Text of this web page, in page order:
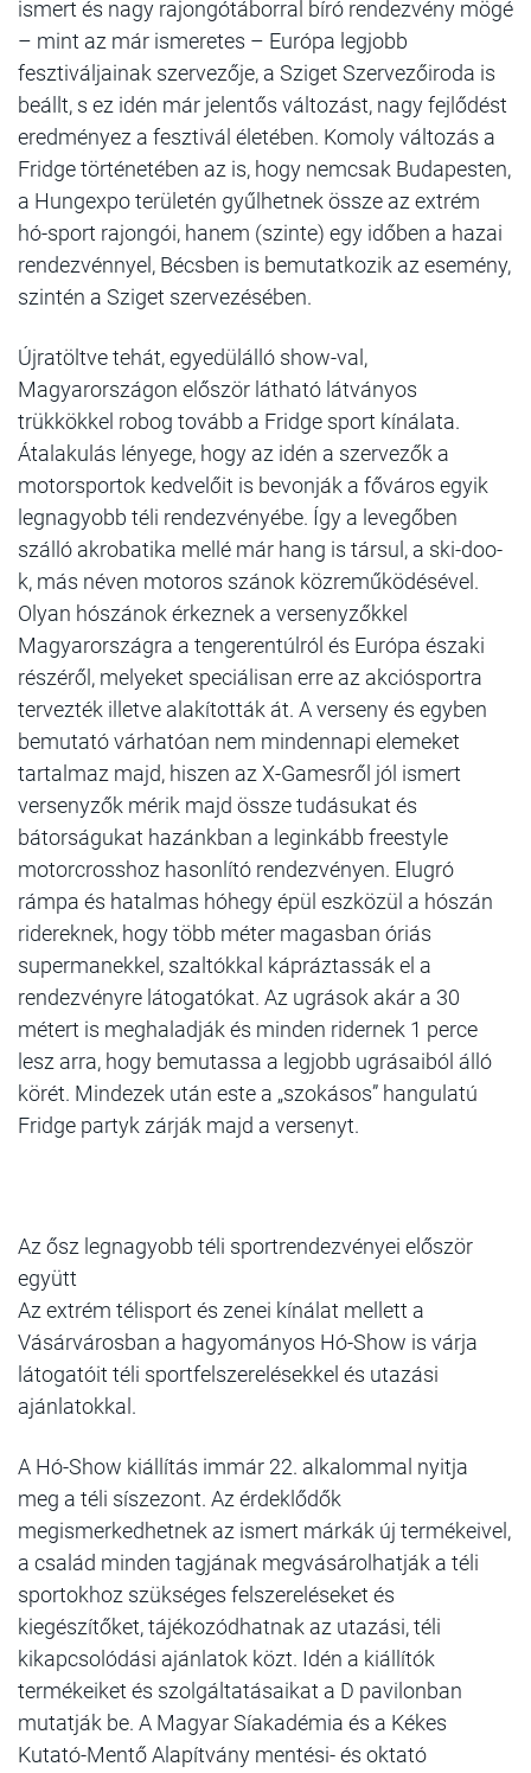
ismert és nagy rajongótáborral bíró rendezvény mögé
– mint az már ismeretes – Európa legjobb
fesztiváljainak szervezője, a Sziget Szervezőiroda is
beállt, s ez idén már jelentős változást, nagy fejlődést
eredményez a fesztivál életében. Komoly változás a
Fridge történetében az is, hogy nemcsak Budapesten,
a Hungexpo területén gyűlhetnek össze az extrém
hó-sport rajongói, hanem (szinte) egy időben a hazai
rendezvénnyel, Bécsben is bemutatkozik az esemény,
szintén a Sziget szervezésében.
Újratöltvetehát, egyedülálló show-val,
Magyarországon először látható látványos
trükkökkel robog tovább a Fridge sport kínálata.
Átalakulás lényege, hogy az idén a szervezők a
motorsportok kedvelőit is bevonják a főváros egyik
legnagyobb téli rendezvényébe. Így a levegőben
szálló akrobatika mellé már hang is társul, a ski-doo-
k, más néven motoros szánok közreműködésével.
Olyan hószánok érkeznek a versenyzőkkel
Magyarországra a tengerentúlról és Európa északi
részéről, melyeket speciálisan erre az akciósportra
tervezték illetve alakították át. A verseny és egyben
bemutató várhatóan nem mindennapi elemeket
tartalmaz majd, hiszen az X-Gamesről jól ismert
versenyzők mérik majd össze tudásukat és
bátorságukat hazánkban a leginkább freestyle
motorcrosshoz hasonlító rendezvényen. Elugró
rámpa és hatalmas hóhegy épül eszközül a hószán
ridereknek, hogy több méter magasban óriás
supermanekkel, szaltókkal kápráztassák el a
rendezvényre látogatókat. Az ugrások akár a 30
métert is meghaladják és minden ridernek 1 perce
lesz arra, hogy bemutassa a legjobb ugrásaiból álló
körét. Mindezek után este a „szokásos” hangulatú
Fridge partyk zárják majd a versenyt.
Az ősz legnagyobb téli sportrendezvényei először
együtt
Az extrém télisport és zenei kínálat mellett a
Vásárvárosban a hagyományos Hó-Show is várja
látogatóit téli sportfelszerelésekkel és utazási
ajánlatokkal.
A Hó-Show kiállítás immár 22. alkalommal nyitja
meg a téli síszezont. Az érdeklődők
megismerkedhetnek az ismert márkák új termékeivel,
a család minden tagjának megvásárolhatják a téli
sportokhoz szükséges felszereléseket és
kiegészítőket, tájékozódhatnak az utazási, téli
kikapcsolódási ajánlatok közt. Idén a kiállítók
termékeiket és szolgáltatásaikat a D pavilonban
mutatják be. A Magyar Síakadémia és a Kékes
Kutató-Mentő Alapítvány mentési- és oktató